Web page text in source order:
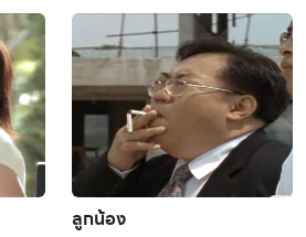
ลูกน้อง